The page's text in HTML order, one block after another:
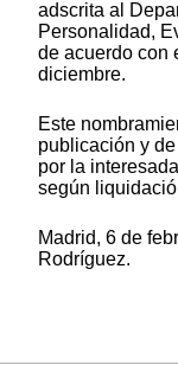
adscrita al
Personalidad,
de acuerdo con
diciembre.
Este
publicación y
por la
según
Madrid, 6 de
Rodríguez.